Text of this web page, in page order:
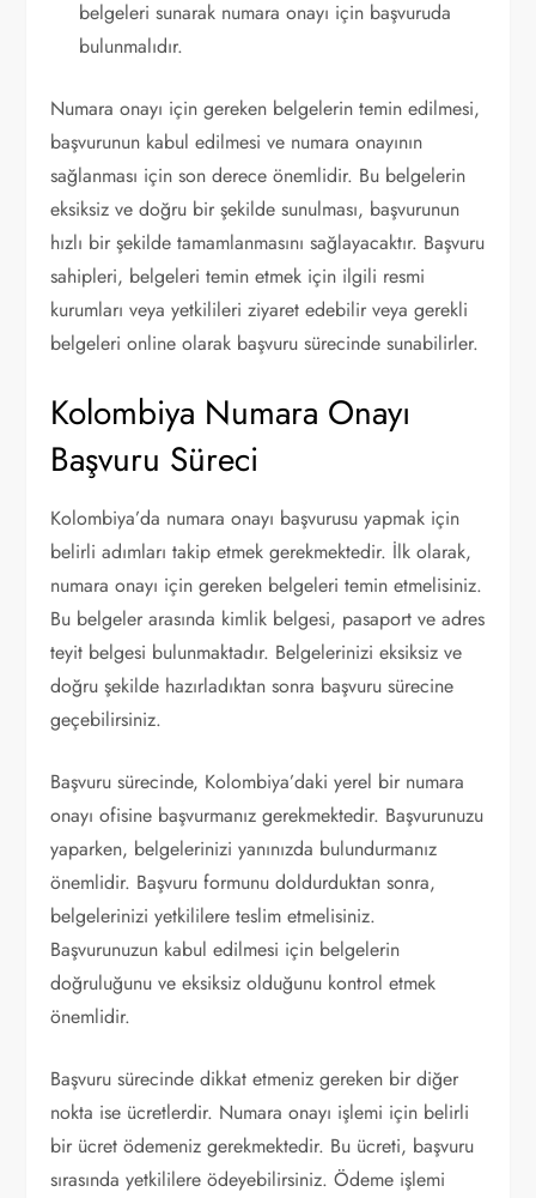
belgeleri sunarak numara onayı için başvuruda
bulunmalıdır.
Numara onayı için gereken belgelerin temin edilmesi,
başvurunun kabul edilmesi ve numara onayının
sağlanması için son derece önemlidir. Bu belgelerin
eksiksiz ve doğru bir şekilde sunulması, başvurunun
hızlı bir şekilde tamamlanmasını sağlayacaktır. Başvuru
sahipleri, belgeleri temin etmek için ilgili resmi
kurumları veya yetkilileri ziyaret edebilir veya gerekli
belgeleri online olarak başvuru sürecinde sunabilirler.
Kolombiya Numara Onayı
Başvuru Süreci
Kolombiya’da numara onayı başvurusu yapmak için
belirli adımları takip etmek gerekmektedir. İlk olarak,
numara onayı için gereken belgeleri temin etmelisiniz.
Bu belgeler arasında kimlik belgesi, pasaport ve adres
teyit belgesi bulunmaktadır. Belgelerinizi eksiksiz ve
doğru şekilde hazırladıktan sonra başvuru sürecine
geçebilirsiniz.
Başvuru sürecinde, Kolombiya’daki yerel bir numara
onayı ofisine başvurmanız gerekmektedir. Başvurunuzu
yaparken, belgelerinizi yanınızda bulundurmanız
önemlidir. Başvuru formunu doldurduktan sonra,
belgelerinizi yetkililere teslim etmelisiniz.
Başvurunuzun kabul edilmesi için belgelerin
doğruluğunu ve eksiksiz olduğunu kontrol etmek
önemlidir.
Başvuru sürecinde dikkat etmeniz gereken bir diğer
nokta ise ücretlerdir. Numara onayı işlemi için belirli
bir ücret ödemeniz gerekmektedir. Bu ücreti, başvuru
sırasında yetkililere ödeyebilirsiniz. Ödeme işlemi